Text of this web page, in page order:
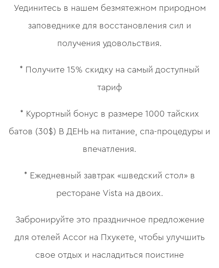
Уединитесь в нашем безмятежном природном
заповеднике для восстановления сил и
получения удовольствия.
* Получите 15% скидку на самый доступный
тариф
* Курортный бонус в размере 1000 тайских
батов (30$) В ДЕНЬ на питание, спа-процедуры и
впечатления.
* Ежедневный завтрак «шведский стол» в
ресторане Vista на двоих.
Забронируйте это праздничное предложение
для отелей Accor на Пхукете, чтобы улучшить
свое отдых и насладиться поистине